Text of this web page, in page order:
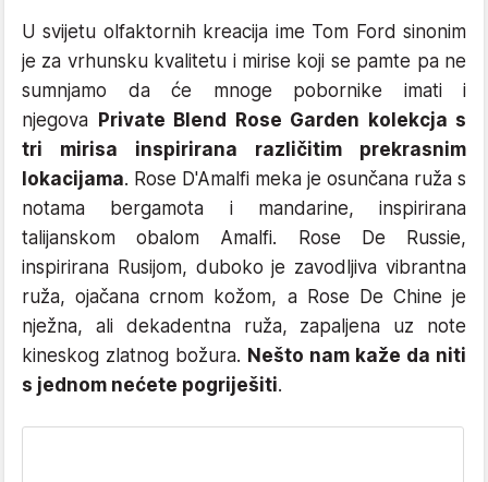
U svijetu olfaktornih kreacija ime Tom Ford sinonim
je za vrhunsku kvalitetu i mirise koji se pamte pa ne
sumnjamo da će mnoge pobornike imati i
njegova Private Blend Rose Garden kolekcja s
tri mirisa inspirirana različitim prekrasnim
lokacijama. Rose D'Amalfi meka je osunčana ruža s
notama bergamota i mandarine, inspirirana
talijanskom obalom Amalfi. Rose De Russie,
inspirirana Rusijom, duboko je zavodljiva vibrantna
ruža, ojačana crnom kožom, a Rose De Chine je
nježna, ali dekadentna ruža, zapaljena uz note
kineskog zlatnog božura. Nešto nam kaže da niti
s jednom nećete pogriješiti.